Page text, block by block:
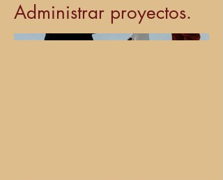
Administrar proyectos.